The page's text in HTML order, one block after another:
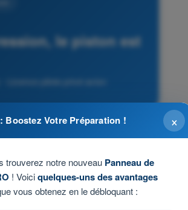
le piston est
Licence pilote privé avion
×
Boostez Votre Préparation !
trouverez notre nouveau Panneau de
! Voiciquelques-uns des avantages
vous obtenez en le débloquant :